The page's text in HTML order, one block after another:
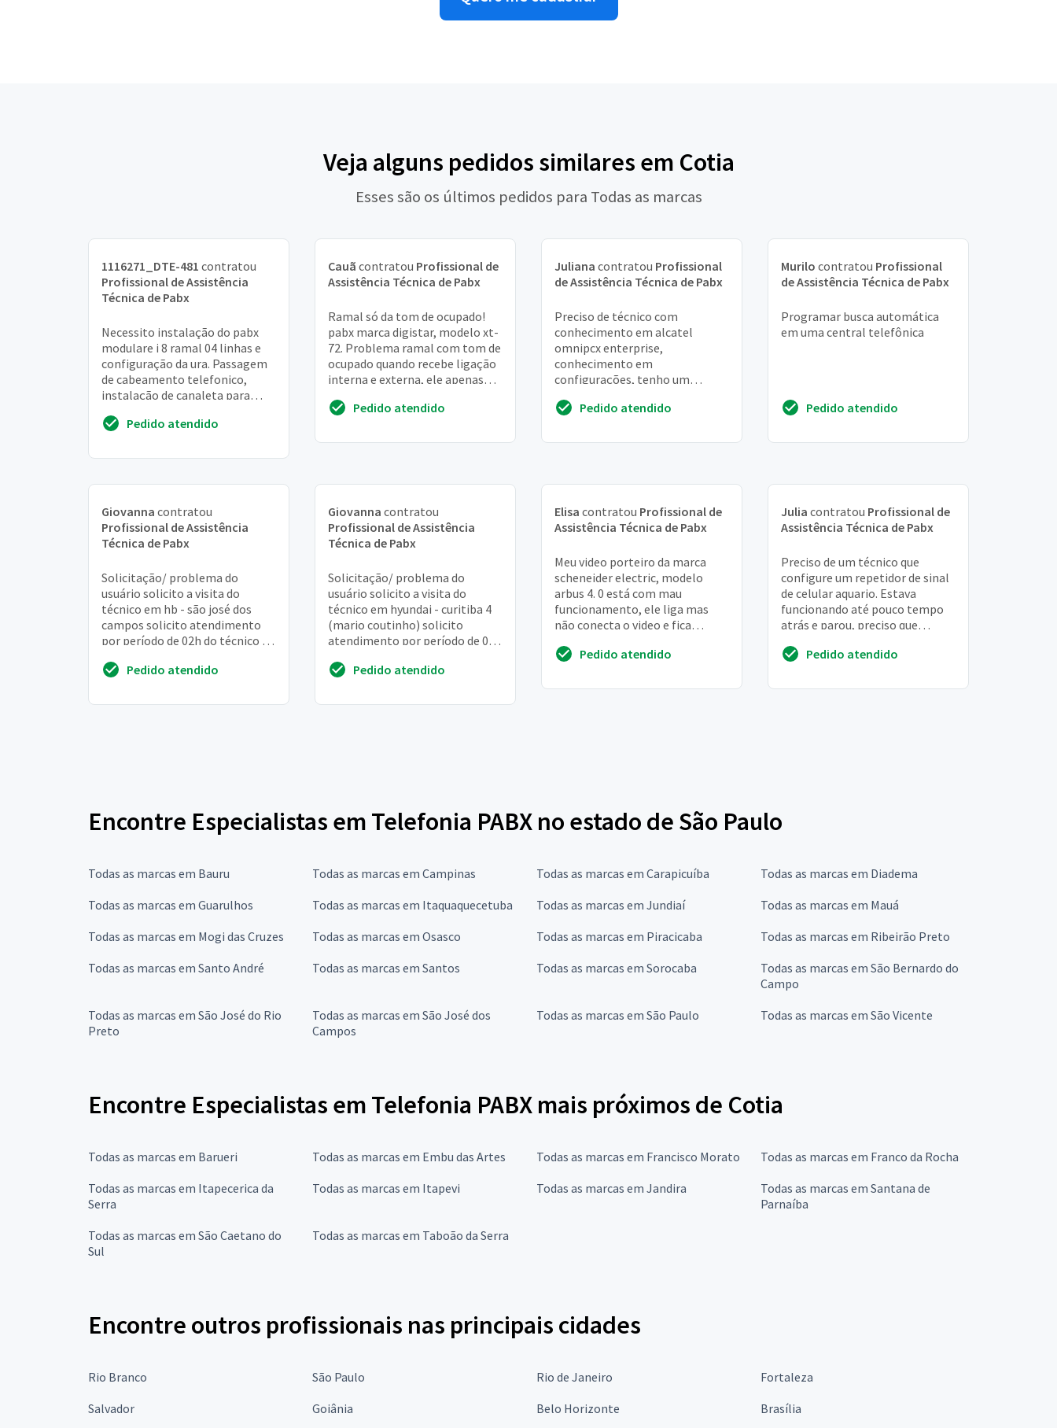
Veja alguns pedidos similares em Cotia
Esses são os últimos pedidos para Todas as marcas
1116271_DTE-481 contratou
Profissional de Assistência
Técnica de Pabx
Necessito instalação do pabx
modulare i 8 ramal 04 linhas e
configuração da ura. Passagem
de cabeamento telefonico,
instalação de canaleta para
Pedido atendido
Cauã contratou Profissional de
Assistência Técnica de Pabx
Ramal só da tom de ocupado!
pabx marca digistar, modelo xt-
72. Problema ramal com tom de
ocupado quando recebe ligação
interna e externa, ele apenas
com tom ...
Pedido atendido
Juliana contratou Profissional
de Assistência Técnica de Pabx
Preciso de técnico com
conhecimento em alcatel
omnipcx enterprise,
conhecimento em
configurações, tenho um
orçamento, valores de hora
Pedido atendido
Murilo contratou Profissional
de Assistência Técnica de Pabx
Programar busca automática
em uma central telefônica
Pedido atendido
Giovanna contratou
Profissional de Assistência
Técnica de Pabx
Solicitação/ problema do
usuário solicito a visita do
técnico em hb - são josé dos
campos solicito atendimento
por período de 02h do técnico na
pabx – re...
Pedido atendido
Giovanna contratou
Profissional de Assistência
Técnica de Pabx
Solicitação/ problema do
usuário solicito a visita do
técnico em hyundai - curitiba 4
(mario coutinho) solicito
atendimento por período de 02h
caoa: 20739...
Pedido atendido
Elisa contratou Profissional de
Assistência Técnica de Pabx
Meu video porteiro da marca
scheneider electric, modelo
arbus 4. 0 está com mau
funcionamento, ele liga mas
não conecta o video e fica
Gostaria de reparar
Pedido atendido
Julia contratou Profissional de
Assistência Técnica de Pabx
Preciso de um técnico que
configure um repetidor de sinal
de celular aquario. Estava
funcionando até pouco tempo
atrás e parou, preciso que
equipamento e a integrida...
Pedido atendido
Encontre Especialistas em Telefonia PABX no estado de São Paulo
Todas as marcas em Bauru Todas as marcas em Campinas Todas as marcas em Carapicuíba
Todas as marcas em Diadema
Todas as marcas em Guarulhos
Todas as marcas em Itaquaquecetuba Todas as marcas em Jundiaí
Todas as marcas em Mauá
Todas as marcas em Mogi das Cruzes
Todas as marcas em Osasco Todas as marcas em Piracicaba
Todas as marcas em Ribeirão Preto
Todas as marcas em Santo André
Todas as marcas em Santos Todas as marcas em Sorocaba
Todas as marcas em São Bernardo do
Campo
Todas as marcas em São José do Rio
Preto
Todas as marcas em São José dos
Campos
Todas as marcas em São Paulo Todas as marcas em São Vicente
Encontre Especialistas em Telefonia PABX mais próximos de Cotia
Todas as marcas em Barueri Todas as marcas em Embu das Artes Todas as marcas em Francisco Morato
Todas as marcas em Franco da Rocha
Todas as marcas em Itapecerica da
Serra
Todas as marcas em Itapevi Todas as marcas em Jandira
Todas as marcas em Santana de
Parnaíba
Todas as marcas em São Caetano do
Sul
Todas as marcas em Taboão da Serra
Encontre outros profissionais nas principais cidades
Rio Branco São Paulo Rio de Janeiro
Fortaleza
Salvador
Goiânia Belo Horizonte Brasília